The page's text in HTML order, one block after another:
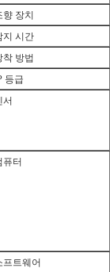
향 장치
지 시간
착 방법
등급
서
퓨터
프트웨어